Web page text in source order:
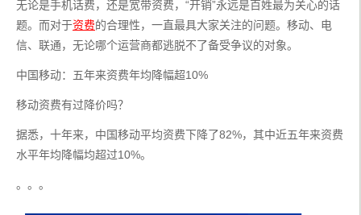
无论是手机话费，还是宽带资费，“开销”永远是百姓最为关心的话
题。而对于资费的合理性，一直最具大家关注的问题。移动、电
信、联通，无论哪个运营商都逃脱不了备受争议的对象。
中国移动：五年来资费年均降幅超10%
移动资费有过降价吗？
据悉，十年来，中国移动平均资费下降了82%，其中近五年来资费
水平年均降幅均超过10%。
。。。